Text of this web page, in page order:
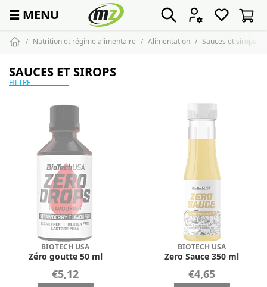
☰ MENU
Nutrition et régime alimentaire Alimentation Sauces et sirops
SAUCES ET SIROPS
FILTRE
BIOTECH USA
Zéro goutte 50 ml
€5,12
BIOTECH USA
Zero Sauce 350 ml
€4,65